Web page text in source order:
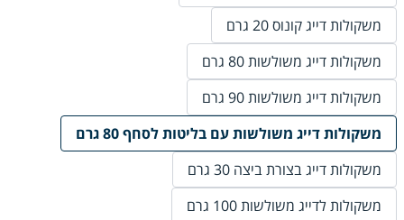
משקולות דייג קונוס 20 גרם
משקולות דייג משולשות 80 גרם
משקולות דייג משולשות 90 גרם
משקולות דייג משולשות עם בליטות לסחף 80 גרם
משקולות דייג בצורת ביצה 30 גרם
משקולות לדייג משולשות 100 גרם